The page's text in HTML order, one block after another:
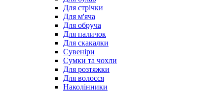
Для стрічки
Для м'яча
Для обруча
Для паличок
Для скакалки
Сувеніри
Сумки та чохли
Для розтяжки
Для волосся
Наколінники